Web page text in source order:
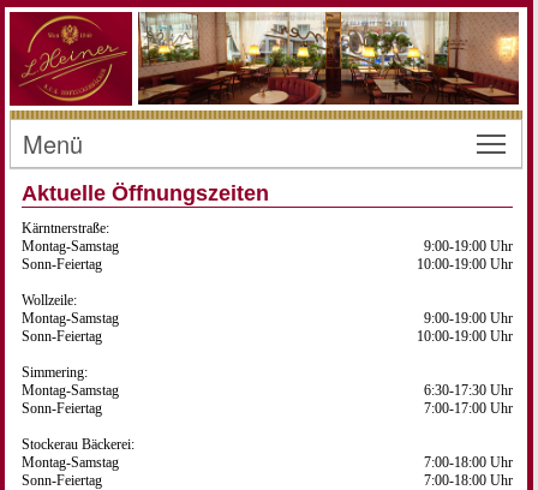
Menü
Aktuelle Öffnungszeiten
Kärntnerstraße:
Montag-Samstag
Sonn-Feiertag
9:00-19:00 Uhr
10:00-19:00 Uhr
Wollzeile:
Montag-Samstag
Sonn-Feiertag
9:00-19:00 Uhr
10:00-19:00 Uhr
Simmering:
Montag-Samstag
Sonn-Feiertag
6:30-17:30 Uhr
7:00-17:00 Uhr
Stockerau Bäckerei:
Montag-Samstag
7:00-18:00 Uhr
Sonn-Feiertag
7:00-18:00 Uhr